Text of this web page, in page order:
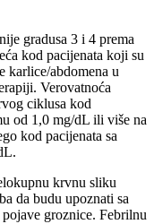
gradusa 3 i 4 prema
kod pacijenata koji su
karlice/abdomena u
Verovatnoća
ciklusa kod
od 1,0 mg/dL ili više na
kod pacijenata sa
krvnu sliku
da budu upoznati sa
groznice. Febrilnu